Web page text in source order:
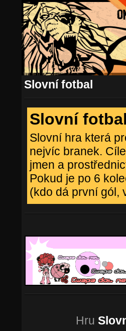
Slovní fotbal
Slovní
Slovní hra která
nejvíc branek.
jmen a
Pokud je po 6
(kdo dá první gól,
Hru